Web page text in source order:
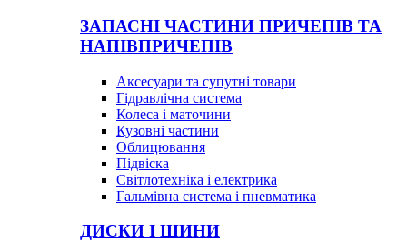
ЗАПАСНІ ЧАСТИНИ ПРИЧЕПІВ ТА
НАПІВПРИЧЕПІВ
Аксесуари та супутні товари
Гідравлічна система
Колеса і маточини
Кузовні частини
Облицювання
Підвіска
Світлотехніка і електрика
Гальмівна система і пневматика
ДИСКИ І ШИНИ